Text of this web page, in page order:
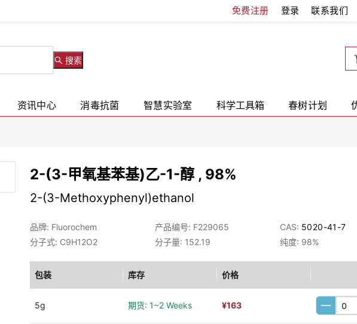
免费注册 登录 联系我们
搜索
资讯中心 消毒抗菌 智慧实验室 科学工具箱 春树计划
2-(3-甲氧基苯基)乙-1-醇 , 98%
2-(3-Methoxyphenyl)ethanol
品牌: Fluorochem 产品编号: F229065 CAS: 5020-41-7
分子式: C9H12O2
分子量: 152.19 纯度: 98%
包装 库存 价格
5g 期货: 1~2 Weeks ¥163